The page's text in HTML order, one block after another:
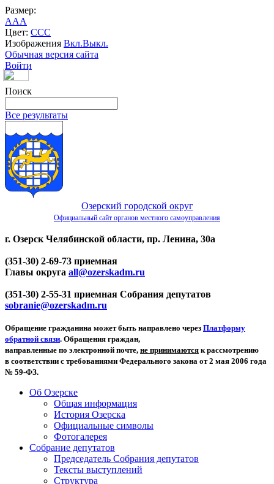
Размер:
AAA
Цвет: CCC
Изображения Вкл.Выкл.
Обычная версия сайта
Войти
Поиск
Все результаты
Озерский городской округ
Официальный сайт органов местного самоуправления
г. Озерск Челябинской области, пр. Ленина, 30а
(351-30) 2-69-73 приемная
Главы округа all@ozerskadm.ru
(351-30) 2-55-31 приемная Собрания депутатов
sobranie@ozerskadm.ru
Обращение гражданина может быть направлено через Платформу
обратной связи. Обращения граждан,
направленные по электронной почте, не принимаются к рассмотрению
в соответствии с требованиями Федерального закона от 2 мая 2006 года
№ 59-ФЗ.
Об Озерске
Общая информация
История Озерска
Официальные символы
Фотогалерея
Собрание депутатов
Председатель Собрания депутатов
Тексты выступлений
Структура